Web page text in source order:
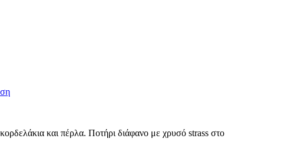
και πέρλα. Ποτήρι διάφανο με χρυσό strass στο